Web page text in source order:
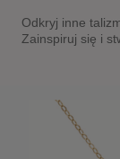
Odkryj inne
Zainspiruj się i